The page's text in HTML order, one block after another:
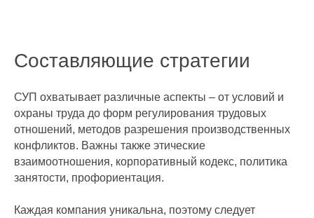
Составляющие стратегии
СУП охватывает различные аспекты – от условий и
охраны труда до форм регулирования трудовых
отношений, методов разрешения производственных
конфликтов. Важны также этические
взаимоотношения, корпоративный кодекс, политика
занятости, профориентация.
Каждая компания уникальна, поэтому следует